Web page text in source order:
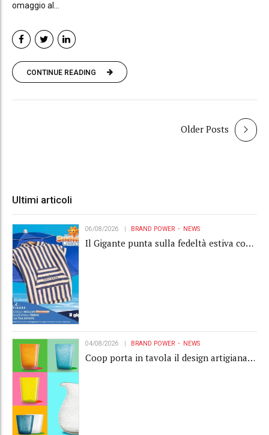
omaggio al...
CONTINUE READING
Older Posts
Ultimi articoli
06/08/2026 BRAND POWER NEWS
Il Gigante punta sulla fedeltà estiva con
04/08/2026 BRAND POWER NEWS
Coop porta in tavola il design artigianale